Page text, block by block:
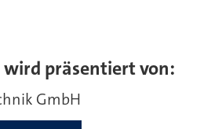
wird präsentiert von:
GmbH